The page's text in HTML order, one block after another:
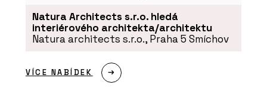
Natura Architects s.r.o. hledá
interiérového architekta/architektu
Natura architects s.r.o., Praha 5 Smíchov
VÍCE NABÍDEK